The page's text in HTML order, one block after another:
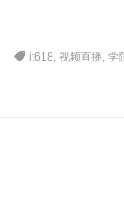
it618,视频直播,学